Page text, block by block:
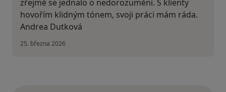
zřejmě se jednalo o nedorozumění. S klienty
hovořím klidným tónem, svoji práci mám ráda.
Andrea Dutková
25. března 2026